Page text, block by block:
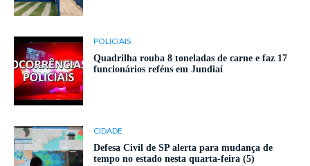
POLICIAIS
Quadrilha rouba 8 toneladas de carne e faz 17
funcionários reféns em Jundiaí
CIDADE
Defesa Civil de SP alerta para mudança de
tempo no estado nesta quarta-feira (5)